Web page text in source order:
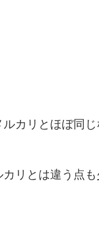
カリとほぼ同
リとは違う点も